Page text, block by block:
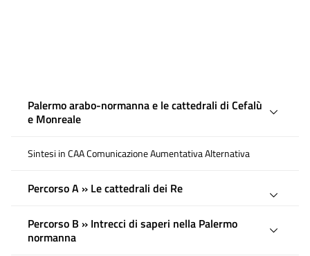
Palermo arabo-normanna e le cattedrali di Cefalù
e Monreale
Sintesi in CAA Comunicazione Aumentativa Alternativa
Percorso A » Le cattedrali dei Re
Percorso B » Intrecci di saperi nella Palermo
normanna